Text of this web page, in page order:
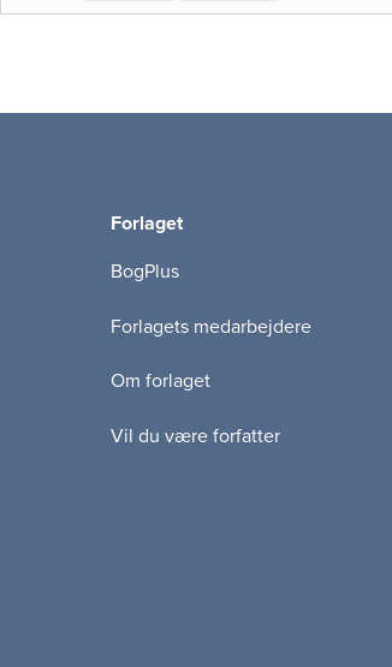
Forlaget
BogPlus
Forlagets medarbejdere
Om forlaget
Vil du være forfatter